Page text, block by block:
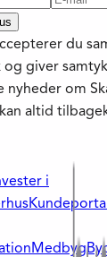
du
giver
nyheder om
altid
i
Kundeportal
Medbyg